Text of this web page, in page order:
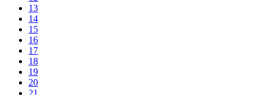
13
14
15
16
17
18
19
20
21